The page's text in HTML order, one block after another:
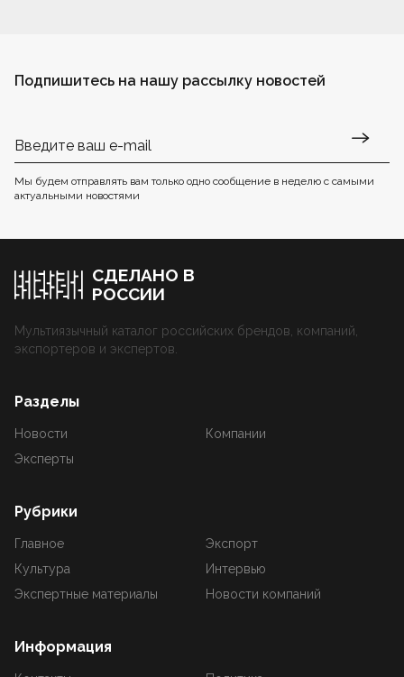
Подпишитесь на нашу рассылку новостей
Мы будем отправлять вам только одно сообщение в неделю с самыми
актуальными новостями
СДЕЛАНО В
РОССИИ
Мультиязычный каталог российских брендов, компаний,
экспортеров и экспертов.
Разделы
Новости
Компании
Эксперты
Рубрики
Главное
Экспорт
Культура
Интервью
Экспертные материалы
Новости компаний
Информация